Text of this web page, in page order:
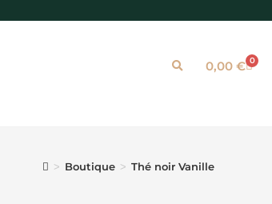
0,00 € 0
> Boutique > Thé noir Vanille